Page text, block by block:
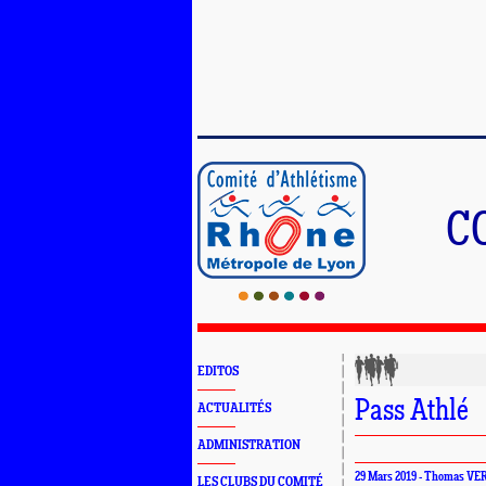
EDITOS
ACTUALITÉS
ADMINISTRATION
LES CLUBS DU COMITÉ
Pass Athlé
29 Mars 2019 - Thomas